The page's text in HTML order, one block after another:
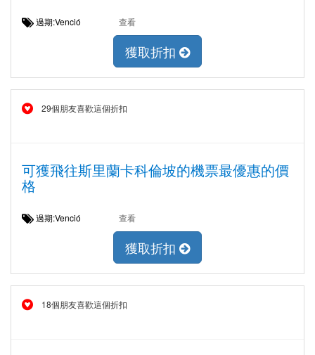
過期:Venció 查看
獲取折扣
29個朋友喜歡這個折扣
可獲飛往斯里蘭卡科倫坡的機票最優惠的價
格
過期:Venció 查看
獲取折扣
18個朋友喜歡這個折扣